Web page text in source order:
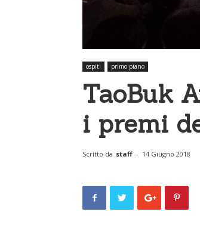
ospiti primo piano
TaoBuk
i premi
Scritto da staff - 14 Giugno 2018